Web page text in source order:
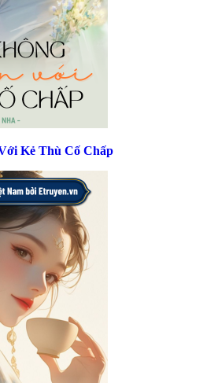
Kẻ Thù Cố Chấp